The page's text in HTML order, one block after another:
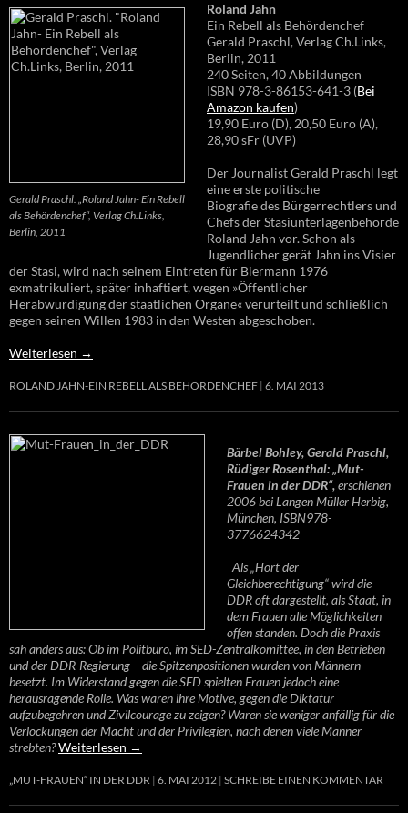
Gerald Praschl. „Roland Jahn- Ein Rebell
als Behördenchef“, Verlag Ch.Links,
Berlin, 2011
Roland Jahn
Ein Rebell als Behördenchef
Gerald Praschl, Verlag Ch.Links,
Berlin, 2011
240 Seiten, 40 Abbildungen
ISBN 978-3-86153-641-3 (Bei
Amazon kaufen)
19,90 Euro (D), 20,50 Euro (A),
28,90 sFr (UVP)
Der Journalist Gerald Praschl legt
eine erste politische
Biografie des Bürgerrechtlers und
Chefs der Stasiunterlagenbehörde
Roland Jahn vor. Schon als
Jugendlicher gerät Jahn ins Visier
der Stasi, wird nach seinem Eintreten für Biermann 1976
exmatrikuliert, später inhaftiert, wegen »Öffentlicher
Herabwürdigung der staatlichen Organe« verurteilt und schließlich
gegen seinen Willen 1983 in den Westen abgeschoben.
Weiterlesen →
ROLAND JAHN-EIN REBELL ALS BEHÖRDENCHEF 6. MAI 2013
Bärbel Bohley, Gerald Praschl,
Rüdiger Rosenthal: „Mut-
Frauen in der DDR“,erschienen
2006 bei Langen Müller Herbig,
München, ISBN978-
3776624342
Als „Hort der
Gleichberechtigung“ wird die
DDR oft dargestellt, als Staat, in
dem Frauen alle Möglichkeiten
offen standen. Doch die Praxis
sah anders aus: Ob im Politbüro, im SED-Zentralkomittee, in den Betrieben
und der DDR-Regierung – die Spitzenpositionen wurden von Männern
besetzt. Im Widerstand gegen die SED spielten Frauen jedoch eine
herausragende Rolle. Was waren ihre Motive, gegen die Diktatur
aufzubegehren und Zivilcourage zu zeigen? Waren sie weniger anfällig für die
Verlockungen der Macht und der Privilegien, nach denen viele Männer
strebten?Weiterlesen →
„MUT-FRAUEN“ IN DER DDR 6. MAI 2012 SCHREIBE EINEN KOMMENTAR